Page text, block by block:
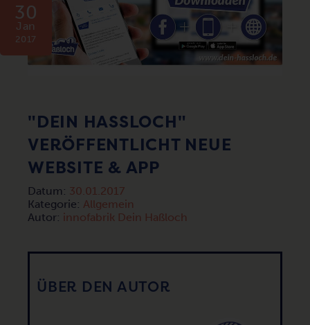
30
Jan
2017
"DEIN HASSLOCH" V
ERÖFFENTLICHT NEUE W
EBSITE & APP
Datum: 30.01.2017
Kategorie: Allgemein
Autor: innofabrik Dein Haßloch
ÜBER DEN AUTOR